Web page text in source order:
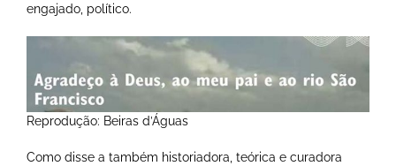
engajado, político.
Reprodução: Beiras d’Águas
Como disse a também historiadora, teórica e curadora